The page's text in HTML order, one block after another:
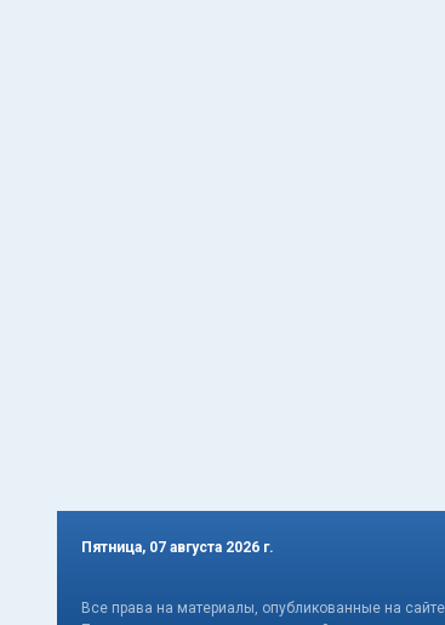
Пятница, 07 августа 2026 г.
Все права на материалы, опубликованные на